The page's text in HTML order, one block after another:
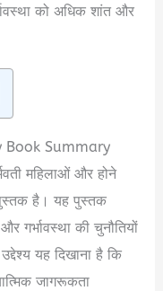
को अधिक शांत और
Book Summary
महिलाओं और होने
पुस्तक है। यह पुस्तक
गर्भावस्था की चुनौतियों
यह दिखाना है कि
जागरूकता